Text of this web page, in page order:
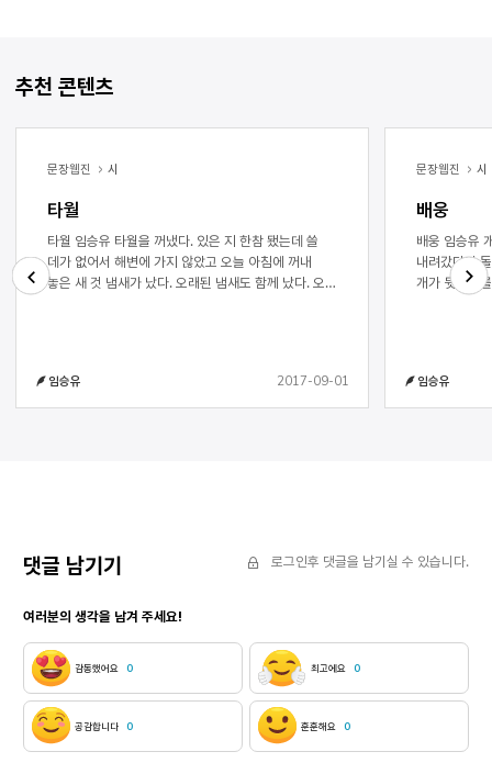
추천 콘텐츠
문장웹진 시
타월
타월 임승유 타월을 꺼냈다. 있은 지 한참 됐는데 쓸
데가 없어서 해변에 가지 않았고 오늘 아침에 꺼내
놓은 새 것 냄새가 났다. 오래된 냄새도 함께 났다. 오래
언덕을 넘어서면 멀리 해변이 보였다.
임승유 2017-09-01
문장웹진 시
배웅
배웅 임승유 개천을 걸었다. 개천은 돌층계로
내려갔다가
개가 뒷다리를
개천만 한 곳
있어서
임승유
댓글 남기기 로그인후 댓글을 남기실 수 있습니다.
여러분의 생각을 남겨 주세요!
감동했어요 0 최고에요 0
공감합니다 0 훈훈해요 0